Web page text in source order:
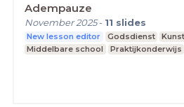
Adempauze
November 2025- 11 slides
New lesson editor Godsdienst Kunst
Middelbare school
Praktijkonderwijs